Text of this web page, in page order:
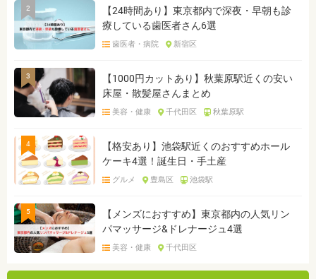
2
【24時間あり】東京都内で深夜・早朝も診
療している歯医者さん6選
歯医者・病院 新宿区
3
【1000円カットあり】秋葉原駅近くの安い
床屋・散髪屋さんまとめ
美容・健康 千代田区 秋葉原駅
4
【格安あり】池袋駅近くのおすすめホール
ケーキ4選！誕生日・手土産
グルメ 豊島区 池袋駅
5
【メンズにおすすめ】東京都内の人気リン
パマッサージ&ドレナージュ4選
美容・健康 千代田区